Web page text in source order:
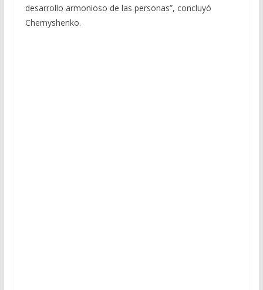
desarrollo armonioso de las personas”, concluyó
Chernyshenko.